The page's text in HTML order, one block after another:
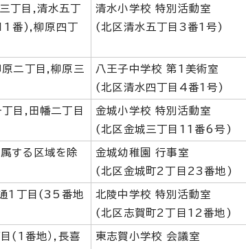
丁目,清水五丁
番),柳原四丁
清水小学校 特別活動室
(北区清水五丁目3番1号)
二丁目,柳原三
八王子中学校 第1美術室
(北区清水四丁目4番1号)
目,田幡二丁目
金城小学校 特別活動室
(北区金城三丁目11番6号)
する区域を除
金城幼稚園 行事室
(北区金城町2丁目23番地)
1丁目(35番地
北陵中学校 特別活動室
(北区志賀町2丁目12番地)
(1番地）,長喜
東志賀小学校 会議室